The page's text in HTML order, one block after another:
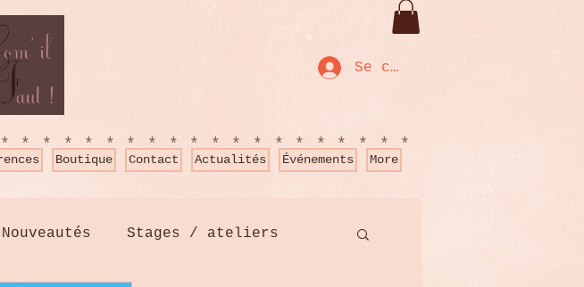
Se connecter
Boutique Contact Actualités Événements More
Nouveautés Stages / ateliers